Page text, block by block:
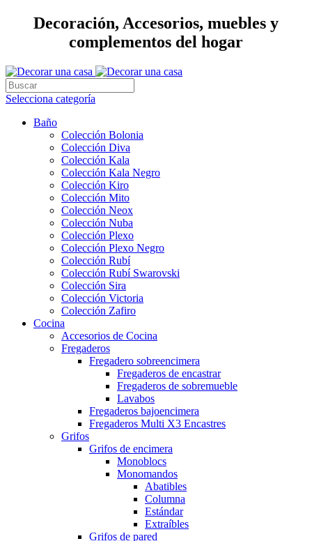
Decoración, Accesorios, muebles y
complementos del hogar
Selecciona categoría
Baño
Colección Bolonia
Colección Diva
Colección Kala
Colección Kala Negro
Colección Kiro
Colección Mito
Colección Neox
Colección Nuba
Colección Plexo
Colección Plexo Negro
Colección Rubí
Colección Rubí Swarovski
Colección Sira
Colección Victoria
Colección Zafiro
Cocina
Accesorios de Cocina
Fregaderos
Fregadero sobreencimera
Fregaderos de encastrar
Fregaderos de sobremueble
Lavabos
Fregaderos bajoencimera
Fregaderos Multi X3 Encastres
Grifos
Grifos de encimera
Monoblocs
Monomandos
Abatibles
Columna
Estándar
Extraíbles
Grifos de pared